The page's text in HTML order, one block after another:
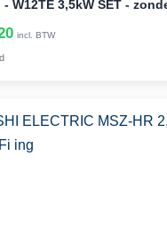
W12TE 3,5kW SET -
incl. BTW